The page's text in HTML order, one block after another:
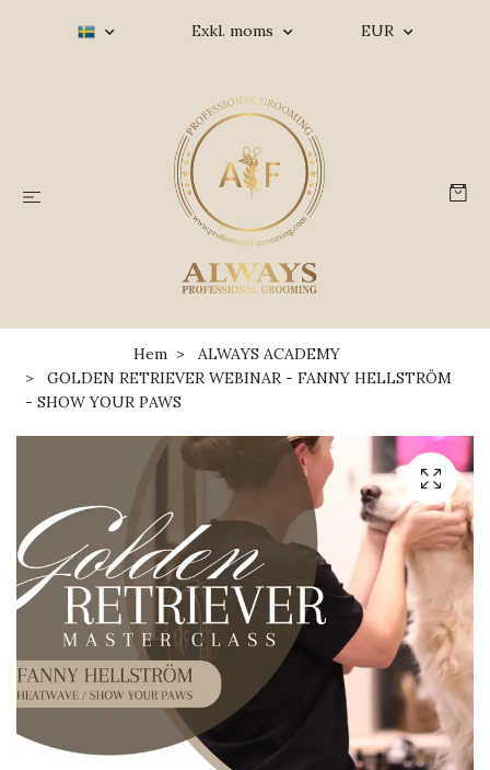
Exkl. moms EUR
Hem
ALWAYS ACADEMY
GOLDEN RETRIEVER WEBINAR - FANNY HELLSTRÖM
- SHOW YOUR PAWS